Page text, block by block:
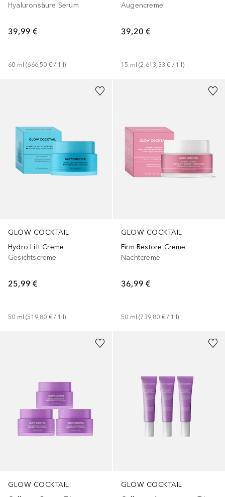
Hyaluronsäure Serum
39,99 €
60 ml (666,50 € / 1 l)
Augencreme
39,20 €
15 ml (2.613,33 € / 1 )
GLOW COCKTAIL
Hydro Lift Creme
Gesichtscreme
25,99 €
50 ml (519,80 € / 1 l)
GLOW COCKTAIL
Firm Restore Creme
Nachtcreme
36,99 €
50 ml (739,80 € / 1 l)
GLOW COCKTAIL
GLOW COCKTAIL